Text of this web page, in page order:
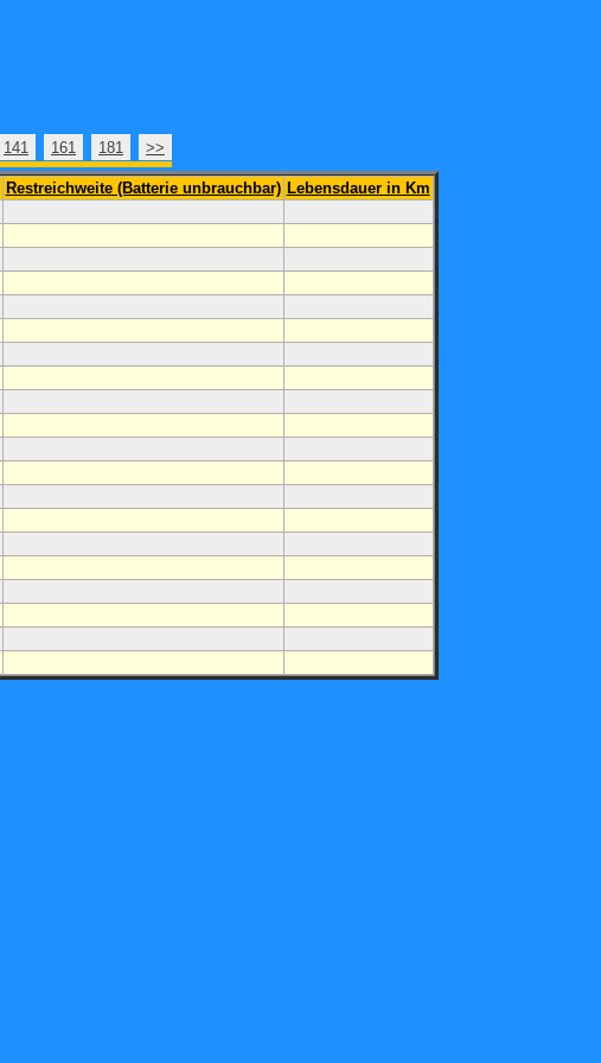
141 161 181 >>
Restreichweite (Batterie unbrauchbar) Lebensdauer in Km